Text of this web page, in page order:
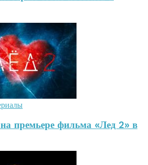
премьере фильма «Лед 2» в